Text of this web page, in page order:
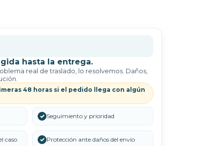
hasta la entrega.
real de traslado, lo resolvemos. Daños,
48 horas si el pedido llega con algún
✓ Seguimiento y prioridad
caso ✓ Protección ante daños del envío